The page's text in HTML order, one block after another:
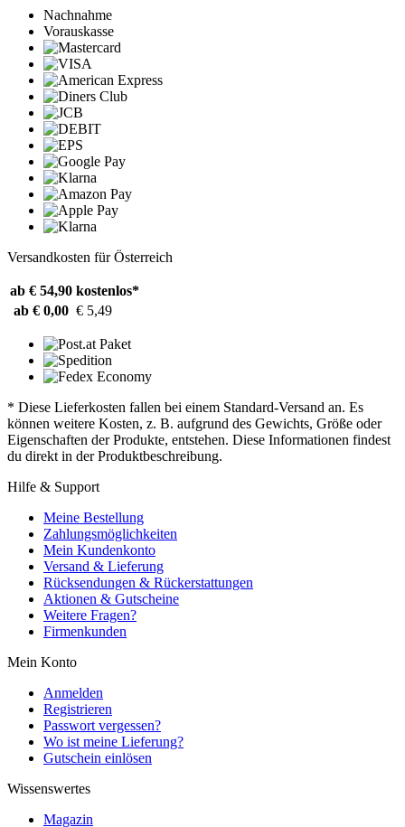
Nachnahme
Vorauskasse
Versandkosten für Österreich
ab € 54,90 kostenlos*
ab € 0,00 € 5,49
* Diese Lieferkosten fallen bei einem Standard-Versand an. Es
können weitere Kosten, z. B. aufgrund des Gewichts, Größe oder
Eigenschaften der Produkte, entstehen. Diese Informationen findest
du direkt in der Produktbeschreibung.
Hilfe & Support
Meine Bestellung
Zahlungsmöglichkeiten
Mein Kundenkonto
Versand & Lieferung
Rücksendungen & Rückerstattungen
Aktionen & Gutscheine
Weitere Fragen?
Firmenkunden
Mein Konto
Anmelden
Registrieren
Passwort vergessen?
Wo ist meine Lieferung?
Gutschein einlösen
Wissenswertes
Magazin